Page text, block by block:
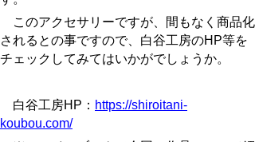
このアクセサリーですが、間もなく商品化
されるとの事ですので、白谷工房のHP等を
チェックしてみてはいかがでしょうか。
白谷工房HP ： https://shiroitani-
koubou.com/